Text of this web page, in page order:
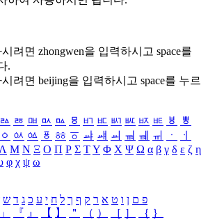
려면 zhongwen을 입력하시고 space를
.
려면 beijing을 입력하시고 space를 누르
ㅬ ㅭ ㅮ ㅯ ㅰ ㅱ ㅲ ㅳ ㅴ ㅵ ㅶ ㅷ ㅸ
ㅹ
ㆁ ㆂ ㆃ ㆄ ㆅ ㆆ ㆇ ㆈ ㆉ ㆊ ㆋ ㆌ ㆍ
ㆎ
Μ Ν Ξ Ο Π Ρ Σ ΤΥ Φ Χ Ψ Ω α β γ δ ε ζ η
φ χ ψ ω
פ ם ן ו ט א ר ק ף ך ל ח י ע כ ג ד ש
」 『 』 【 】 ＂ （ ） ［ ］ ｛ ｝